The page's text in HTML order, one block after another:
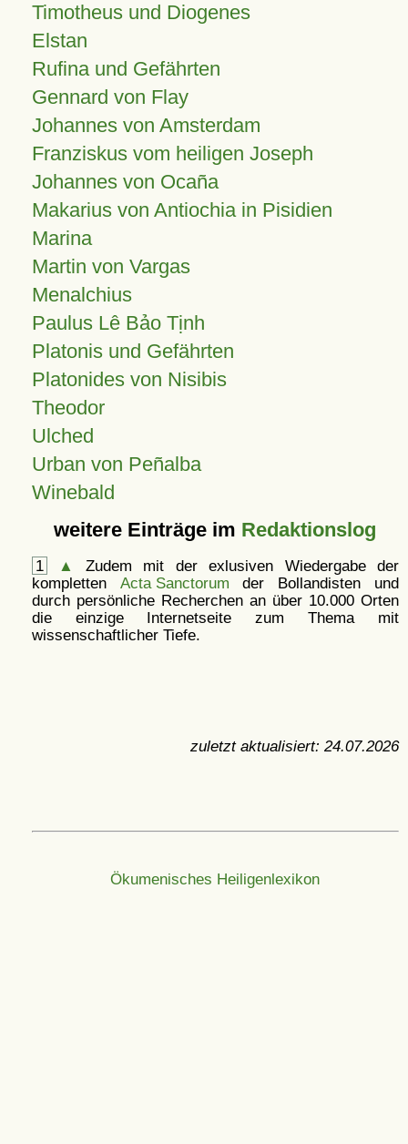
Timotheus und Diogenes
Elstan
Rufina und Gefährten
Gennard von Flay
Johannes von Amsterdam
Franziskus vom heiligen Joseph
Johannes von Ocaña
Makarius von Antiochia in Pisidien
Marina
Martin von Vargas
Menalchius
Paulus Lê Bảo Tịnh
Platonis und Gefährten
Platonides von Nisibis
Theodor
Ulched
Urban von Peñalba
Winebald
weitere Einträge im Redaktionslog
1 ▲
Zudem mit der exlusiven Wiedergabe der
kompletten Acta Sanctorum der Bollandisten und
durch persönliche Recherchen an über 10.000 Orten
die einzige Internetseite zum Thema mit
wissenschaftlicher Tiefe.
zuletzt aktualisiert: 24.07.2026
Ökumenisches Heiligenlexikon